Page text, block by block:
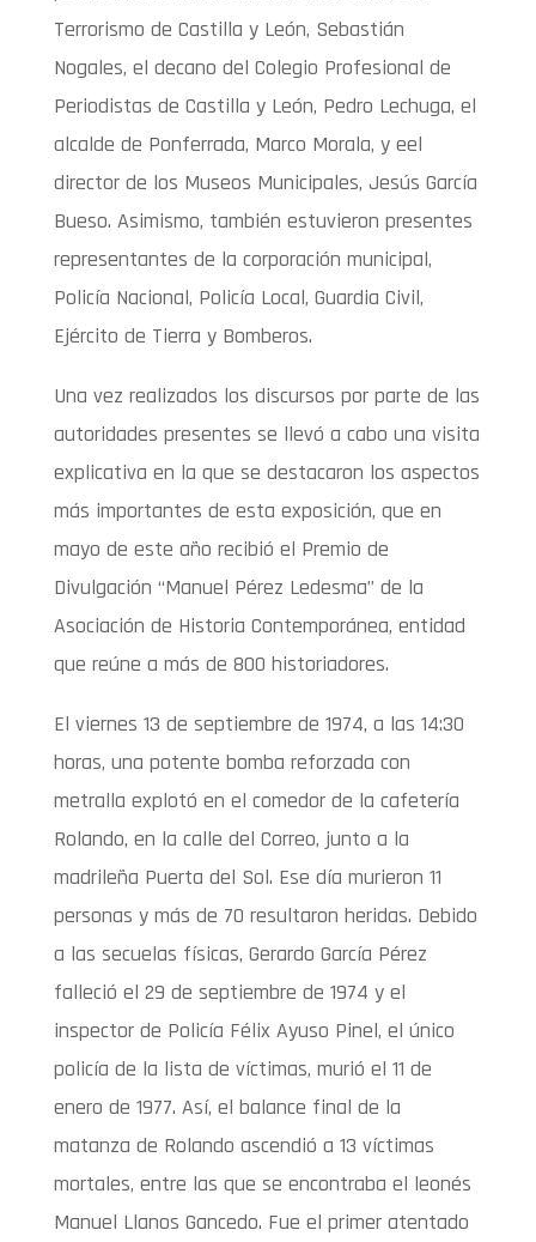
Terrorismo de Castilla y León, Sebastián
Nogales, el decano del Colegio Profesional de
Periodistas de Castilla y León, Pedro Lechuga, el
alcalde de Ponferrada, Marco Morala, y eel
director de los Museos Municipales, Jesús García
Bueso. Asimismo, también estuvieron presentes
representantes de la corporación municipal,
Policía Nacional, Policía Local, Guardia Civil,
Ejército de Tierra y Bomberos.
Una vez realizados los discursos por parte de las
autoridades presentes se llevó a cabo una visita
explicativa en la que se destacaron los aspectos
más importantes de esta exposición, que en
mayo de este año recibió el Premio de
Divulgación “Manuel Pérez Ledesma” de la
Asociación de Historia Contemporánea, entidad
que reúne a más de 800 historiadores.
El viernes 13 de septiembre de 1974, a las 14:30
horas, una potente bomba reforzada con
metralla explotó en el comedor de la cafetería
Rolando, en la calle del Correo, junto a la
madrileña Puerta del Sol. Ese día murieron 11
personas y más de 70 resultaron heridas. Debido
a las secuelas físicas, Gerardo García Pérez
falleció el 29 de septiembre de 1974 y el
inspector de Policía Félix Ayuso Pinel, el único
policía de la lista de víctimas, murió el 11 de
enero de 1977. Así, el balance final de la
matanza de Rolando ascendió a 13 víctimas
mortales, entre las que se encontraba el leonés
Manuel Llanos Gancedo. Fue el primer atentado